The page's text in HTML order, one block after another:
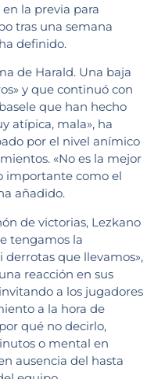
la previa para
tras una semana
definido.
de Harald. Una baja
y que continuó con
que han hecho
atípica, mala», ha
por el nivel anímico
«No es la mejor
importante como el
añadido.
de victorias, Lezkano
tengamos la
derrotas que llevamos»,
reacción en sus
a los jugadores
a la hora de
qué no decirlo,
o mental en
ausencia del hasta